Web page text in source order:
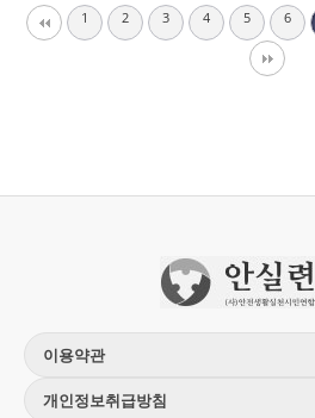
1 2 3 4 5 6
이용약관
개인정보취급방침